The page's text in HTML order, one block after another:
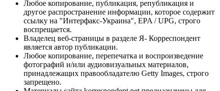
Любое копирование, публикация, републикация и
другое распространение информации, которое содержит
ссылку на "Интерфакс-Украина", EPA / UPG, строго
воспрещается.
Владелец веб-страницы в разделе Я- Корреспондент
является автор публикации.
Любое копирование, перепечатка и воспроизведение
фотографий и/или аудиовизуальных материалов,
принадлежащих правообладателю Getty Images, строго
запрещено.